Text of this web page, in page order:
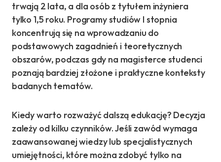
trwają 2 lata, a dla osób z tytułem inżyniera
tylko 1,5 roku. Programy studiów I stopnia
koncentrują się na wprowadzaniu do
podstawowych zagadnień i teoretycznych
obszarów, podczas gdy na magisterce studenci
poznają bardziej złożone i praktyczne konteksty
badanych tematów.
Kiedy warto rozważyć dalszą edukację? Decyzja
zależy od kilku czynników. Jeśli zawód wymaga
zaawansowanej wiedzy lub specjalistycznych
umiejętności, które można zdobyć tylko na